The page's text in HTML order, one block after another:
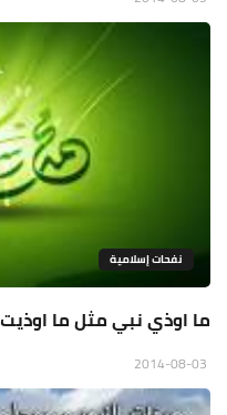
نفحات إسلامية
ما اوذي نبي مثل ما اوذيت